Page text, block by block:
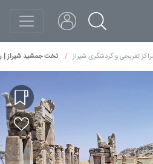
تفریحی و گردشگری شیراز تخت جمشید شیراز |